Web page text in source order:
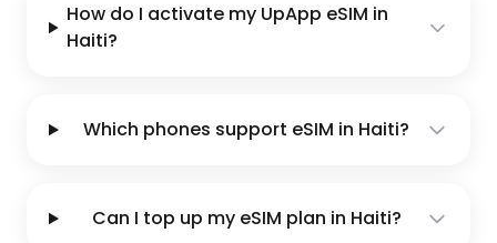
How do I activate my UpApp eSIM in
Haiti?
Which phones support eSIM in Haiti?
Can I top up my eSIM plan in Haiti?